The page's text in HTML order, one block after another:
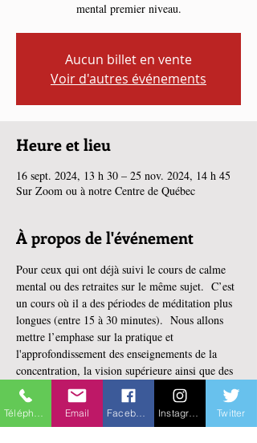
mental premier niveau.
Aucun billet en vente
Voir d'autres événements
Heure et lieu
16 sept. 2024, 13 h 30 – 25 nov. 2024, 14 h 45
Sur Zoom ou à notre Centre de Québec
À propos de l'événement
Pour ceux qui ont déjà suivi le cours de calme
mental ou des retraites sur le même sujet.  C’est
un cours où il a des périodes de méditation plus
longues (entre 15 à 30 minutes).  Nous allons
mettre l’emphase sur la pratique et
l'approfondissement des enseignements de la
concentration, la vision supérieure ainsi que des
périodes de questions-réponses.
Enseignant : Maya Bélanger
Horaire : (11 rencontres) lundi de 13:30 à 14:45
Email Twitter